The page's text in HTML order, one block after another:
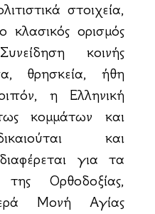
στοιχεία,
ορισμός
κοινής
θρησκεία, ήθη
η Ελληνική
κομμάτων και
και
για τα
Ορθοδοξίας,
Μονή Αγίας